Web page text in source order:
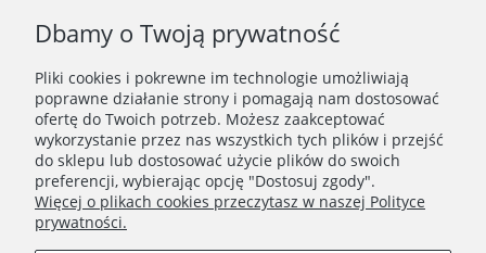
WAŻNE INFORMACJE
POLECANE STRONY
Dbamy o Twoją prywatność
Pliki cookies i pokrewne im technologie umożliwiają
poprawne działanie strony i pomagają nam dostosować
ofertę do Twoich potrzeb. Możesz zaakceptować
wykorzystanie przez nas wszystkich tych plików i przejść
do sklepu lub dostosować użycie plików do swoich
preferencji, wybierając opcję "Dostosuj zgody".
Więcej o plikach cookies przeczytasz w naszej Polityce
prywatności.